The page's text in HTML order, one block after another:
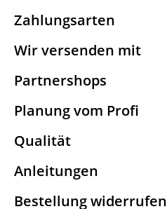
Zahlungsarten
Wir versenden mit
Partnershops
Planung vom Profi
Qualität
Anleitungen
Bestellung widerrufen